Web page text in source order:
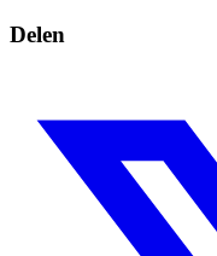
Delen